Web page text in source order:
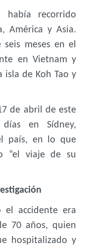
había recorrido
América y Asia.
seis meses en el
en Vietnam y
isla de Koh Tao y
de abril de este
en Sídney,
país, en lo que
“el viaje de su
el accidente era
70 años, quien
hospitalizado y